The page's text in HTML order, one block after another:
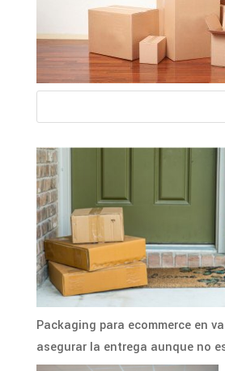
Packaging para ecommerce en
asegurar la entrega aunque no